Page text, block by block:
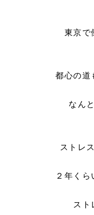
東京
都心の道
なん
ストレ
２年くら
スト